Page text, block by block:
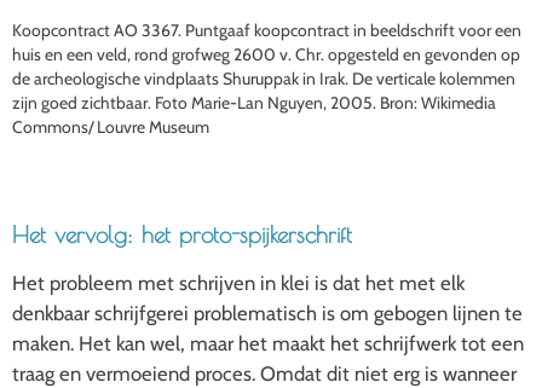
Koopcontract AO 3367. Puntgaaf koopcontract in beeldschrift voor een
huis en een veld, rond grofweg 2600 v. Chr. opgesteld en gevonden op
de archeologische vindplaats Shuruppak in Irak. De verticale kolemmen
zijn goed zichtbaar. Foto Marie-Lan Nguyen, 2005. Bron: Wikimedia
Commons/ Louvre Museum
Het vervolg: het proto-spijkerschrift
Het probleem met schrijven in klei is dat het met elk
denkbaar schrijfgerei problematisch is om gebogen lijnen te
maken. Het kan wel, maar het maakt het schrijfwerk tot een
traag en vermoeiend proces. Omdat dit niet erg is wanneer